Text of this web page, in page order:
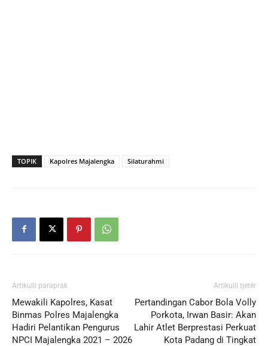
TOPIK Kapolres Majalengka Silaturahmi
Artikulli paraprak
Mewakili Kapolres, Kasat
Binmas Polres Majalengka
Hadiri Pelantikan Pengurus
NPCI Majalengka 2021 – 2026
Artikulli tjetër
Pertandingan Cabor Bola Volly
Porkota, Irwan Basir: Akan
Lahir Atlet Berprestasi Perkuat
Kota Padang di Tingkat